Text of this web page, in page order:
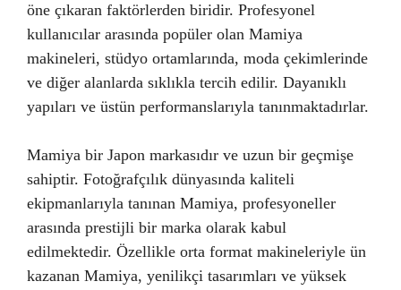
öne çıkaran faktörlerden biridir. Profesyonel
kullanıcılar arasında popüler olan Mamiya
makineleri, stüdyo ortamlarında, moda çekimlerinde
ve diğer alanlarda sıklıkla tercih edilir. Dayanıklı
yapıları ve üstün performanslarıyla tanınmaktadırlar.
Mamiya bir Japon markasıdır ve uzun bir geçmişe
sahiptir. Fotoğrafçılık dünyasında kaliteli
ekipmanlarıyla tanınan Mamiya, profesyoneller
arasında prestijli bir marka olarak kabul
edilmektedir. Özellikle orta format makineleriyle ün
kazanan Mamiya, yenilikçi tasarımları ve yüksek